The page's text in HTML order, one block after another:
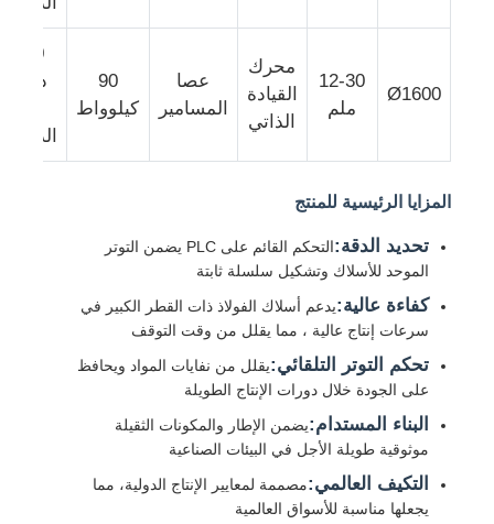
اتصل بنا
أخبار
جميع القضايا
طلب اقتباس
خط إنتاج القمع
Ø1600
12-30
ملم
محرك
القيادة
الذاتي
عصا
المسامير
90
كيلوواط
320
دورة
الدقيقة
المزايا الرئيسية للمنتج
تحديد الدقة:
التحكم القائم على PLC يضمن التوتر
الموحد للأسلاك وتشكيل سلسلة ثابتة
كفاءة عالية:يدعم أسلاك الفولاذ ذات القطر الكبير في
سرعات إنتاج عالية ، مما يقلل من وقت التوقف
تحكم التوتر التلقائي:يقلل من نفايات المواد ويحافظ
على الجودة خلال دورات الإنتاج الطويلة
البناء المستدام:يضمن الإطار والمكونات الثقيلة
موثوقية طويلة الأجل في البيئات الصناعية
التكيف العالمي:مصممة لمعايير الإنتاج الدولية، مما
يجعلها مناسبة للأسواق العالمية